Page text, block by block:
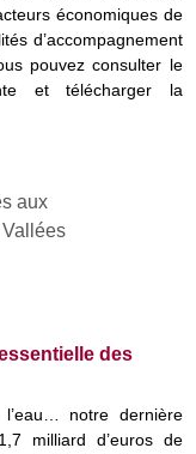
économiques de
d’accompagnement
pouvez consulter le
et télécharger la
des
notre dernière
milliard d’euros de